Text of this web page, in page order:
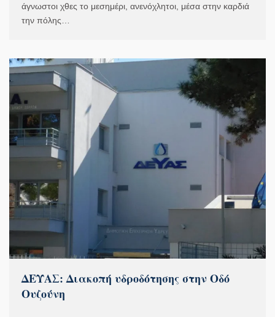
άγνωστοι χθες το μεσημέρι, ανενόχλητοι, μέσα στην καρδιά
την πόλης…
ΔΕΥΑΣ: Διακοπή υδροδότησης στην Οδό
Ουζούνη